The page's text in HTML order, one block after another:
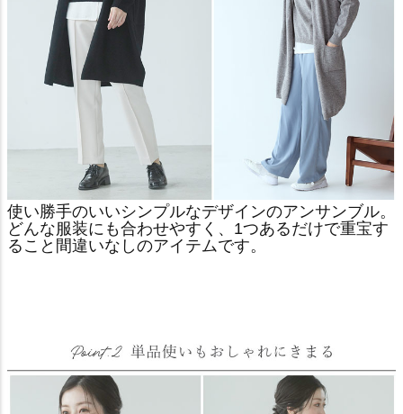
使い勝手のいいシンプルなデザインのアンサンブル。
どんな服装にも合わせやすく、1つあるだけで重宝す
ること間違いなしのアイテムです。